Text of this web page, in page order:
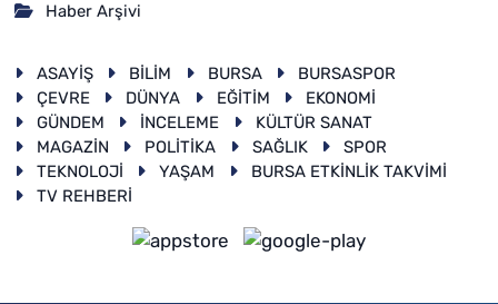
Haber Arşivi
ASAYİŞ BİLİM BURSA
BURSASPOR
ÇEVRE
DÜNYA EĞİTİM
EKONOMİ
GÜNDEM
İNCELEME
KÜLTÜR SANAT
MAGAZİN
POLİTİKA SAĞLIK
SPOR
TEKNOLOJİ
YAŞAM
BURSA ETKİNLİK TAKVİMİ
TV REHBERİ